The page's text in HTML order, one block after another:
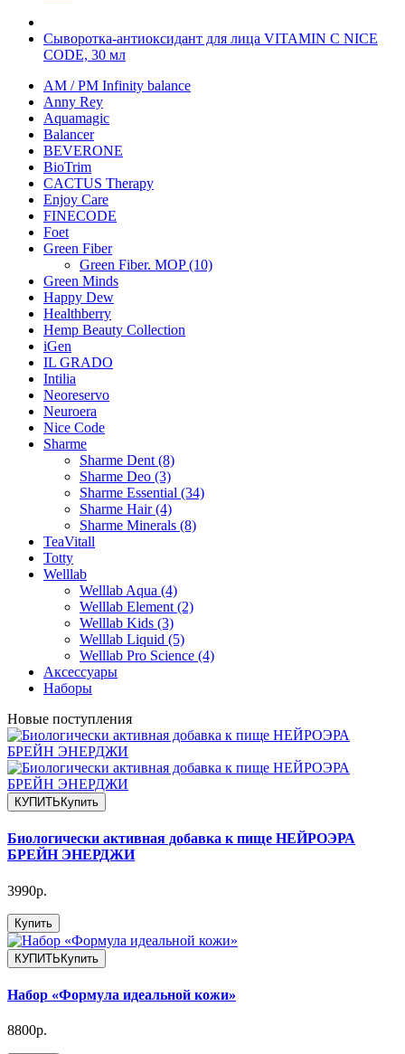
Сыворотка-антиоксидант для лица VITAMIN C NICE
CODE, 30 мл
AM / PM Infinity balance
Anny Rey
Aquamagic
Balancer
BEVERONE
BioTrim
CACTUS Therapy
Enjoy Care
FINECODE
Foet
Green Fiber
Green Fiber. MOP (10)
Green Minds
Happy Dew
Healthberry
Hemp Beauty Collection
iGen
IL GRADO
Intilia
Neoreservo
Neuroera
Nice Code
Sharme
Sharme Dent (8)
Sharme Deo (3)
Sharme Essential (34)
Sharme Hair (4)
Sharme Minerals (8)
TeaVitall
Totty
Welllab
Welllab Aqua (4)
Welllab Element (2)
Welllab Kids (3)
Welllab Liquid (5)
Welllab Pro Science (4)
Аксессуары
Наборы
Новые поступления
КУПИТЬ Купить
Биологически активная добавка к пище НЕЙРОЭРА
БРЕЙН ЭНЕРДЖИ
3990р.
Купить
КУПИТЬКупить
Набор «Формула идеальной кожи»
8800р.